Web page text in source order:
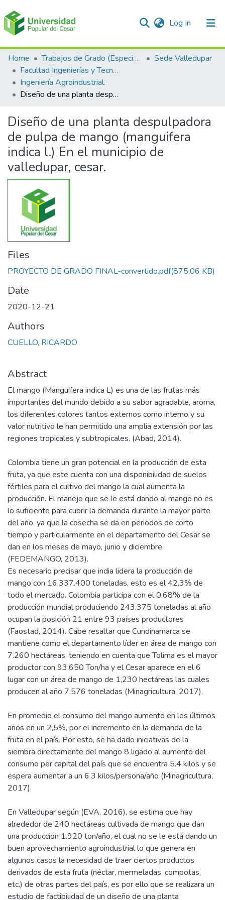
Log In (current)
Communities & Collections
All of DSpace
Statistics
Home Trabajos de Grado (Especializaciones y Pregrados)
Sede Valledupar
Facultad Ingenierías y Tecnologías
Ingeniería Agroindustrial.
Diseño de una planta despulpadora de pulpa de mango (manguifera indica l.) En el municipio de valledupar, cesar.
Diseño de una planta despulpadora
de pulpa de mango (manguifera
indica l.) En el municipio de
valledupar, cesar.
Files
PROYECTO DE GRADO FINAL-convertido.pdf(875.06 KB)
Date
2020-12-21
Authors
CUELLO, RICARDO
Abstract
El mango (Manguifera indica L) es una de las frutas más
importantes del mundo debido a su sabor agradable, aroma,
los diferentes colores tantos externos como interno y su
valor nutritivo le han permitido una amplia extensión por las
regiones tropicales y subtropicales. (Abad, 2014).
Colombia tiene un gran potencial en la producción de esta
fruta, ya que este cuenta con una disponibilidad de suelos
fértiles para el cultivo del mango la cual aumenta la
producción. El manejo que se le está dando al mango no es
lo suficiente para cubrir la demanda durante la mayor parte
del año, ya que la cosecha se da en periodos de corto
tiempo y particularmente en el departamento del Cesar se
dan en los meses de mayo, junio y diciembre
(FEDEMANGO, 2013).
Es necesario precisar que india lidera la producción de
mango con 16.337.400 toneladas, esto es el 42,3% de
todo el mercado. Colombia participa con el 0.68% de la
producción mundial produciendo 243.375 toneladas al año
ocupan la posición 21 entre 93 países productores
(Faostad, 2014). Cabe resaltar que Cundinamarca se
mantiene como el departamento líder en área de mango con
7.260 hectáreas, teniendo en cuenta que Tolima es el mayor
productor con 93.650 Ton/ha y el Cesar aparece en el 6
lugar con un área de mango de 1,230 hectáreas las cuales
producen al año 7.576 toneladas (Minagricultura, 2017).
En promedio el consumo del mango aumento en los últimos
años en un 2,5%, por el incremento en la demanda de la
fruta en el país. Por esto, se ha dado iniciativas de la
siembra directamente del mango 8 ligado al aumento del
consumo per capital del país que se encuentra 5.4 kilos y se
espera aumentar a un 6.3 kilos/persona/año (Minagricultura,
2017).
En Valledupar según (EVA, 2016), se estima que hay
alrededor de 240 hectáreas cultivada de mango que dan
una producción 1.920 ton/año, el cual no se le está dando un
buen aprovechamiento agroindustrial lo que genera en
algunos casos la necesidad de traer ciertos productos
derivados de esta fruta (néctar, mermeladas, compotas,
etc.) de otras partes del país, es por ello que se realizara un
estudio de factibilidad de un diseño de una planta